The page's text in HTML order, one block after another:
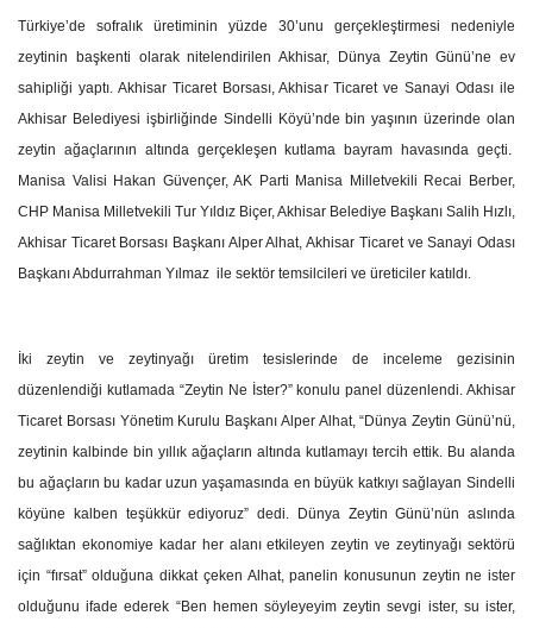
Türkiye’de sofralık üretiminin yüzde 30’unu gerçekleştirmesi nedeniyle
zeytinin başkenti olarak nitelendirilen Akhisar, Dünya Zeytin Günü’ne ev
sahipliği yaptı. Akhisar Ticaret Borsası, Akhisar Ticaret ve Sanayi Odası ile
Akhisar Belediyesi işbirliğinde Sindelli Köyü’nde bin yaşının üzerinde olan
zeytin ağaçlarının altında gerçekleşen kutlama bayram havasında geçti.
Manisa Valisi Hakan Güvençer, AK Parti Manisa Milletvekili Recai Berber,
CHP Manisa Milletvekili Tur Yıldız Biçer, Akhisar Belediye Başkanı Salih Hızlı,
Akhisar Ticaret Borsası Başkanı Alper Alhat, Akhisar Ticaret ve Sanayi Odası
Başkanı Abdurrahman Yılmaz ile sektör temsilcileri ve üreticiler katıldı.
İki zeytin ve zeytinyağı üretim tesislerinde de inceleme gezisinin
düzenlendiği kutlamada “Zeytin Ne İster?” konulu panel düzenlendi. Akhisar
Ticaret Borsası Yönetim Kurulu Başkanı Alper Alhat, “Dünya Zeytin Günü’nü,
zeytinin kalbinde bin yıllık ağaçların altında kutlamayı tercih ettik. Bu alanda
bu ağaçların bu kadar uzun yaşamasında en büyük katkıyı sağlayan Sindelli
köyüne kalben teşükkür ediyoruz” dedi. Dünya Zeytin Günü’nün aslında
sağlıktan ekonomiye kadar her alanı etkileyen zeytin ve zeytinyağı sektörü
için “fırsat” olduğuna dikkat çeken Alhat, panelin konusunun zeytin ne ister
olduğunu ifade ederek “Ben hemen söyleyeyim zeytin sevgi ister, su ister,